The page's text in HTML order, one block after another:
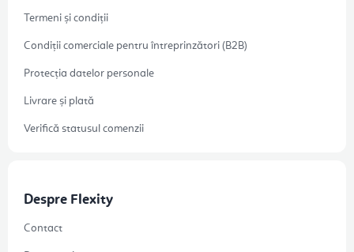
Termeni și condiții
Condiții comerciale pentru întreprinzători (B2B)
Protecția datelor personale
Livrare și plată
Verifică statusul comenzii
Despre Flexity
Contact